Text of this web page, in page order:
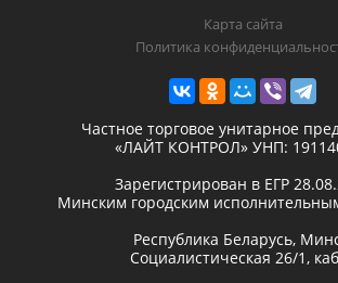
Карта сайта
Политика
Частное торговое унитарное
«ЛАЙТ КОНТРОЛ» УНП:
Зарегистрирован в ЕГР
Минским городским
Республика Беларусь,
Социалистическая 26/1,